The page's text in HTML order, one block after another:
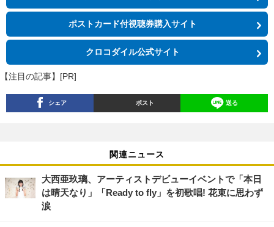
ポストカード付視聴券購入サイト
クロコダイル公式サイト
【注目の記事】[PR]
シェア ポスト 送る
関連ニュース
大西亜玖璃、アーティストデビューイベントで「本日
は晴天なり」「Ready to fly」を初歌唱! 花束に思わず
涙